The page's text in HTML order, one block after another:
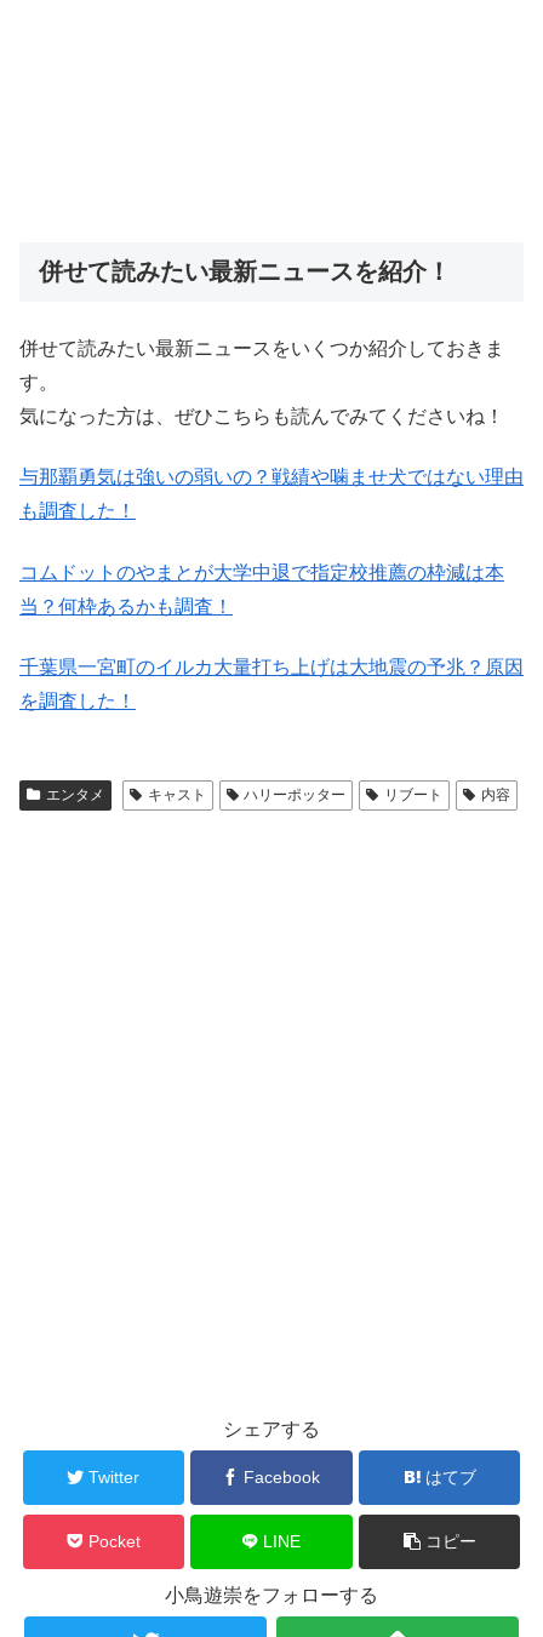
併せて読みたい最新ニュースを紹介！
併せて読みたい最新ニュースをいくつか紹介しておきま
す。
気になった方は、ぜひこちらも読んでみてくださいね！
与那覇勇気は強いの弱いの？戦績や噛ませ犬ではない理由
も調査した！
コムドットのやまとが大学中退で指定校推薦の枠減は本
当？何枠あるかも調査！
千葉県一宮町のイルカ大量打ち上げは大地震の予兆？原因
を調査した！
エンタメ キャスト ハリーポッター リブート 内容
シェアする
Twitter Facebook はてブ
Pocket LINE コピー
小鳥遊崇をフォローする